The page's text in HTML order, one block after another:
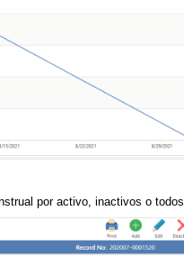
por activo, inactivos o todos.